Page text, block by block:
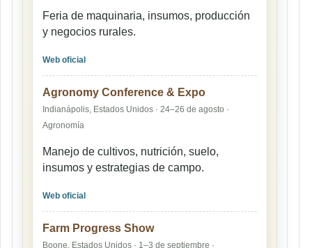
Feria de maquinaria, insumos, producción
y negocios rurales.
Web oficial
Agronomy Conference & Expo
Indianápolis, Estados Unidos · 24–26 de agosto ·
Agronomía
Manejo de cultivos, nutrición, suelo,
insumos y estrategias de campo.
Web oficial
Farm Progress Show
Boone, Estados Unidos · 1–3 de septiembre ·